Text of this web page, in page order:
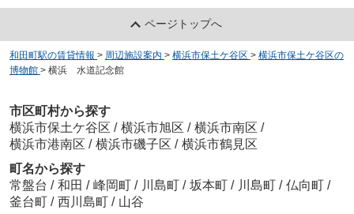
ページトップへ
和田町駅の賃貸情報 > 周辺施設案内 > 横浜市保土ケ谷区 > 横浜市保土ケ谷区の
博物館 > 横浜 水道記念館
市区町村から探す
横浜市保土ケ谷区 / 横浜市旭区 / 横浜市南区 /
横浜市港南区 / 横浜市磯子区 / 横浜市鶴見区
町名から探す
常盤台 / 和田 / 峰岡町 / 川島町 / 坂本町 / 川島町 / 仏向町 /
釜台町 / 西川島町 / 山谷